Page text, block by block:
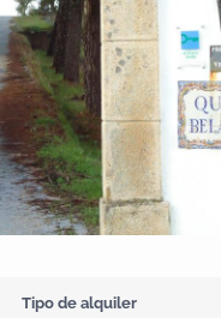
Tipo de alquiler